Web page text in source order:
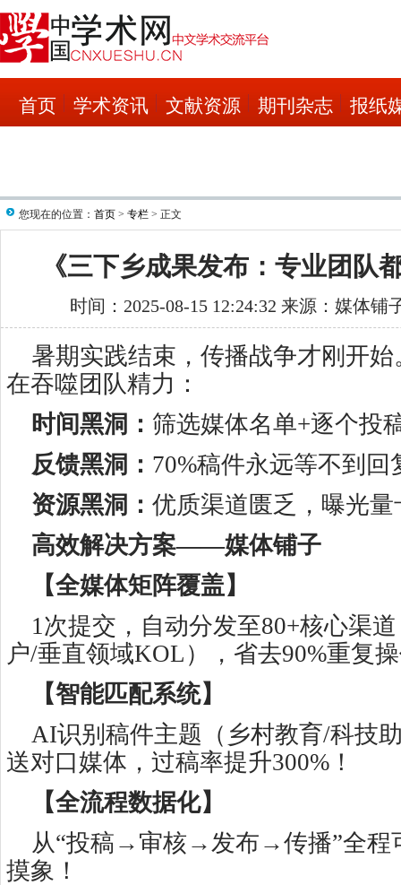
首页 学术资讯 文献资源 期刊杂志 报纸
您现在的位置： 首页 > 专栏 > 正文
《三下乡成果发布：专业团队
时间：2025-08-15 12:24:32 来源：媒体铺
暑期实践结束，传播战争才刚开
在吞噬团队精力：
时间黑洞： 筛选媒体名单+逐个投
反馈黑洞： 70%稿件永远等不到回
资源黑洞： 优质渠道匮乏，曝光量
高效解决方案——媒体铺子
【全媒体矩阵覆盖】
1次提交，自动分发至80+核心渠
户/垂直领域KOL），省去90%重复
【智能匹配系统】
AI识别稿件主题（乡村教育/科技
送对口媒体，过稿率提升300%！
【全流程数据化】
从“投稿→审核→发布→传播”全程
摸象！